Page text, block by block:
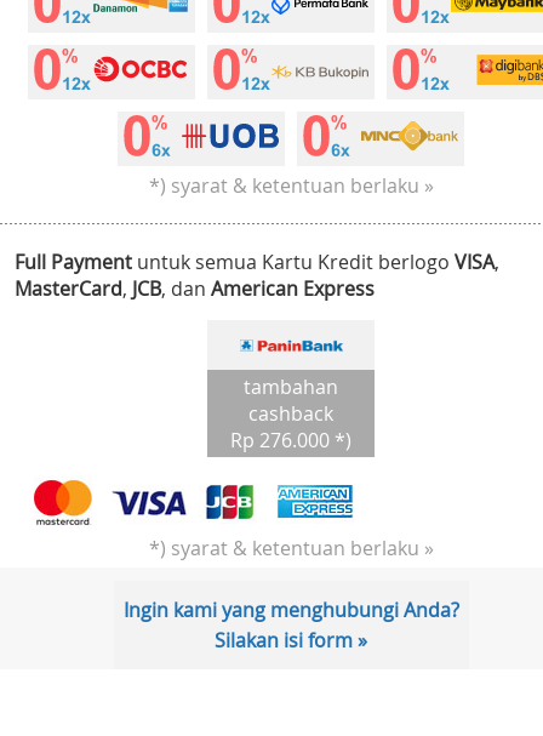
*) syarat & ketentuan berlaku »
Full Payment untuk semua Kartu Kredit berlogo VISA,
MasterCard, JCB, dan American Express
tambahan
cashback
Rp 276.000 *)
*) syarat & ketentuan berlaku »
Ingin kami yang menghubungi Anda?
Silakan isi form »